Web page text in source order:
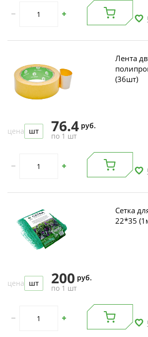
Лента
(36шт)
цена шт 76.4 руб.
по 1 шт
Сетка
22*35
цена шт 200 руб.
по 1 шт